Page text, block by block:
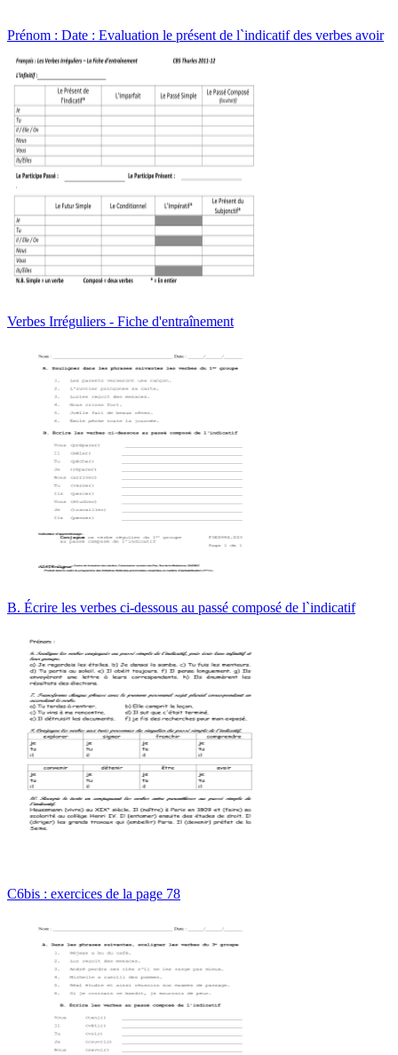
Prénom : Date : Evaluation le présent de l`indicatif des verbes avoir
Verbes Irréguliers - Fiche d'entraînement
B. Écrire les verbes ci-dessous au passé composé de l`indicatif
C6bis : exercices de la page 78